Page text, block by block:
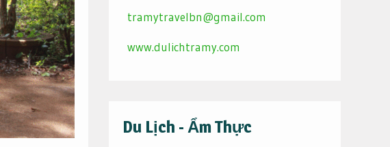
tramytravelbn@gmail.com
www.dulichtramy.com
Du Lịch - Ẩm Thực